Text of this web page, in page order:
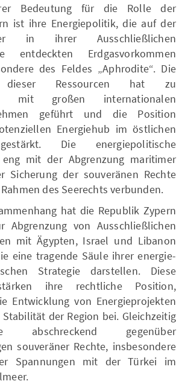
Bedeutung für die Rolle der
ist ihre Energiepolitik, die auf der
in ihrer Ausschließlichen
entdeckten Erdgasvorkommen
des Feldes „Aphrodite“. Die
dieser Ressourcen hat zu
mit großen internationalen
geführt und die Position
Energiehub im östlichen
Die energiepolitische
mit der Abgrenzung maritimer
Sicherung der souveränen Rechte
des Seerechts verbunden.
hat die Republik Zypern
Abgrenzung von Ausschließlichen
mit Ägypten, Israel und Libanon
eine tragende Säule ihrer energie-
Strategie darstellen. Diese
ihre rechtliche Position,
Entwicklung von Energieprojekten
der Region bei. Gleichzeitig
gegenüber
souveräner Rechte, insbesondere
Spannungen mit der Türkei im